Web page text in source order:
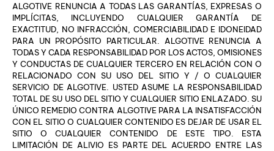
ALGOTIVE RENUNCIA A TODAS LAS GARANTÍAS, EXPRESAS O
IMPLÍCITAS, INCLUYENDO CUALQUIER GARANTÍA DE
EXACTITUD, NO INFRACCIÓN, COMERCIABILIDAD E IDONEIDAD
PARA UN PROPÓSITO PARTICULAR. ALGOTIVE RENUNCIA A
TODAS Y CADA RESPONSABILIDAD POR LOS ACTOS, OMISIONES
Y CONDUCTAS DE CUALQUIER TERCERO EN RELACIÓN CON O
RELACIONADO CON SU USO DEL SITIO Y / O CUALQUIER
SERVICIO DE ALGOTIVE. USTED ASUME LA RESPONSABILIDAD
TOTAL DE SU USO DEL SITIO Y CUALQUIER SITIO ENLAZADO. SU
ÚNICO REMEDIO CONTRA ALGOTIVE PARA LA INSATISFACCIÓN
CON EL SITIO O CUALQUIER CONTENIDO ES DEJAR DE USAR EL
SITIO O CUALQUIER CONTENIDO DE ESTE TIPO. ESTA
LIMITACIÓN DE ALIVIO ES PARTE DEL ACUERDO ENTRE LAS